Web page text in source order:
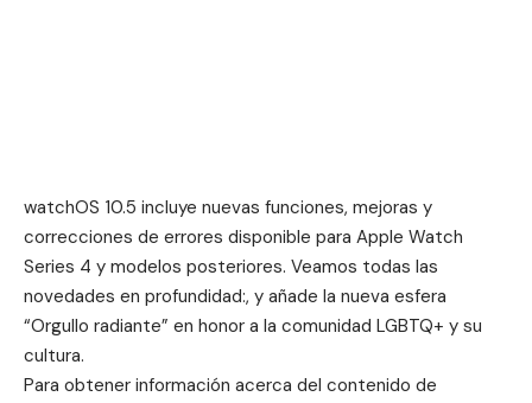
watchOS 10.5 incluye nuevas funciones, mejoras y
correcciones de errores disponible para Apple Watch
Series 4 y modelos posteriores. Veamos todas las
novedades en profundidad:, y añade la nueva esfera
“Orgullo radiante” en honor a la comunidad LGBTQ+ y su
cultura.
Para obtener información acerca del contenido de